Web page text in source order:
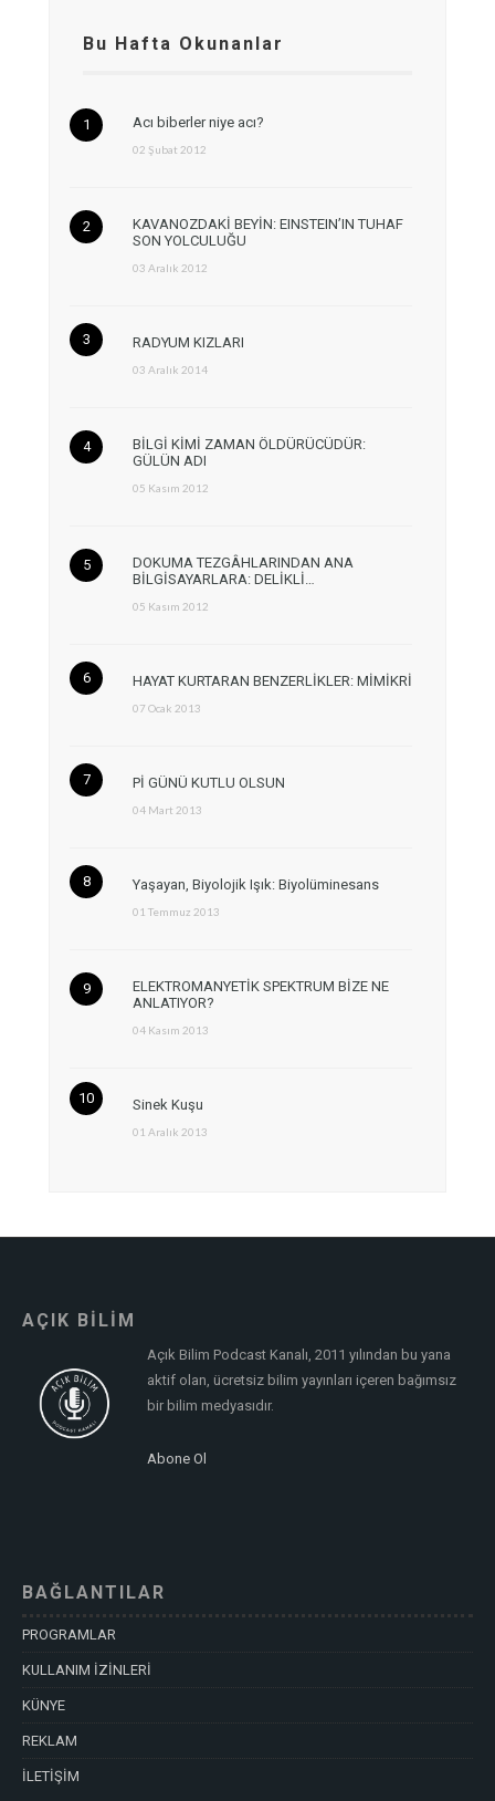
Bu Hafta Okunanlar
Acı biberler niye acı?
02 Şubat 2012
KAVANOZDAKİ BEYİN: EINSTEIN’IN TUHAF
SON YOLCULUĞU
03 Aralık 2012
RADYUM KIZLARI
03 Aralık 2014
BİLGİ KİMİ ZAMAN ÖLDÜRÜCÜDÜR:
GÜLÜN ADI
05 Kasım 2012
DOKUMA TEZGÂHLARINDAN ANA
BİLGİSAYARLARA: DELİKLİ…
05 Kasım 2012
HAYAT KURTARAN BENZERLİKLER: MİMİKRİ
07 Ocak 2013
Pİ GÜNÜ KUTLU OLSUN
04 Mart 2013
Yaşayan, Biyolojik Işık: Biyolüminesans
01 Temmuz 2013
ELEKTROMANYETİK SPEKTRUM BİZE NE
ANLATIYOR?
04 Kasım 2013
Sinek Kuşu
01 Aralık 2013
AÇIK BİLİM
Açık Bilim Podcast Kanalı, 2011 yılından bu yana
aktif olan, ücretsiz bilim yayınları içeren bağımsız
bir bilim medyasıdır.
Abone Ol
BAĞLANTILAR
PROGRAMLAR
KULLANIM İZİNLERİ
KÜNYE
REKLAM
İLETİŞİM